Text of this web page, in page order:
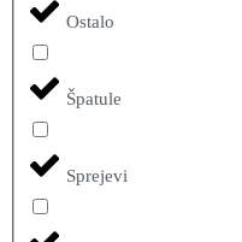
Ostalo
Špatule
Sprejevi